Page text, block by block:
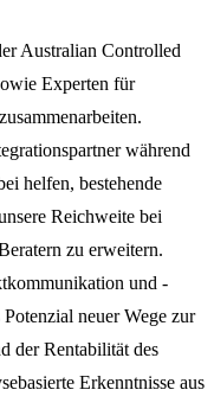
Australian Controlled
Experten für
während
helfen, bestehende
Reichweite bei
zu erweitern.
und -
neuer Wege zur
der Rentabilität des
Erkenntnisse aus